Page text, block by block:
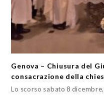
Genova – Chiusura del
consacrazione della
Lo scorso sabato 8